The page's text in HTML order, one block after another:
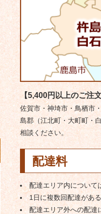
【5,400円以上のご注
佐賀市・神埼市・鳥栖市
島郡（江北町・大町町・
相談ください。
配達料
配達エリア内について
1日に複数回配達があ
配達エリア外への配達